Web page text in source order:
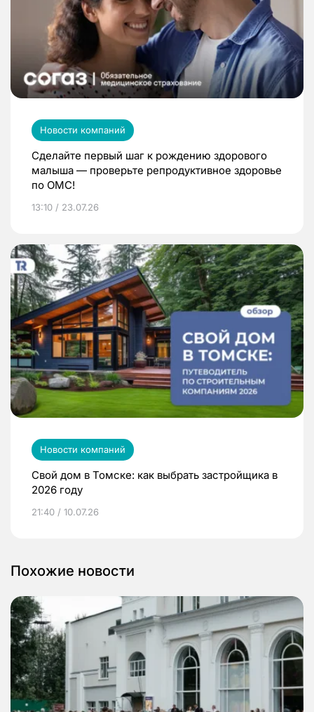
Новости компаний
Сделайте первый шаг к рождению здорового
малыша — проверьте репродуктивное здоровье
по ОМС!
13:10 / 23.07.26
Новости компаний
Свой дом в Томске: как выбрать застройщика в
2026 году
21:40 / 10.07.26
Похожие новости